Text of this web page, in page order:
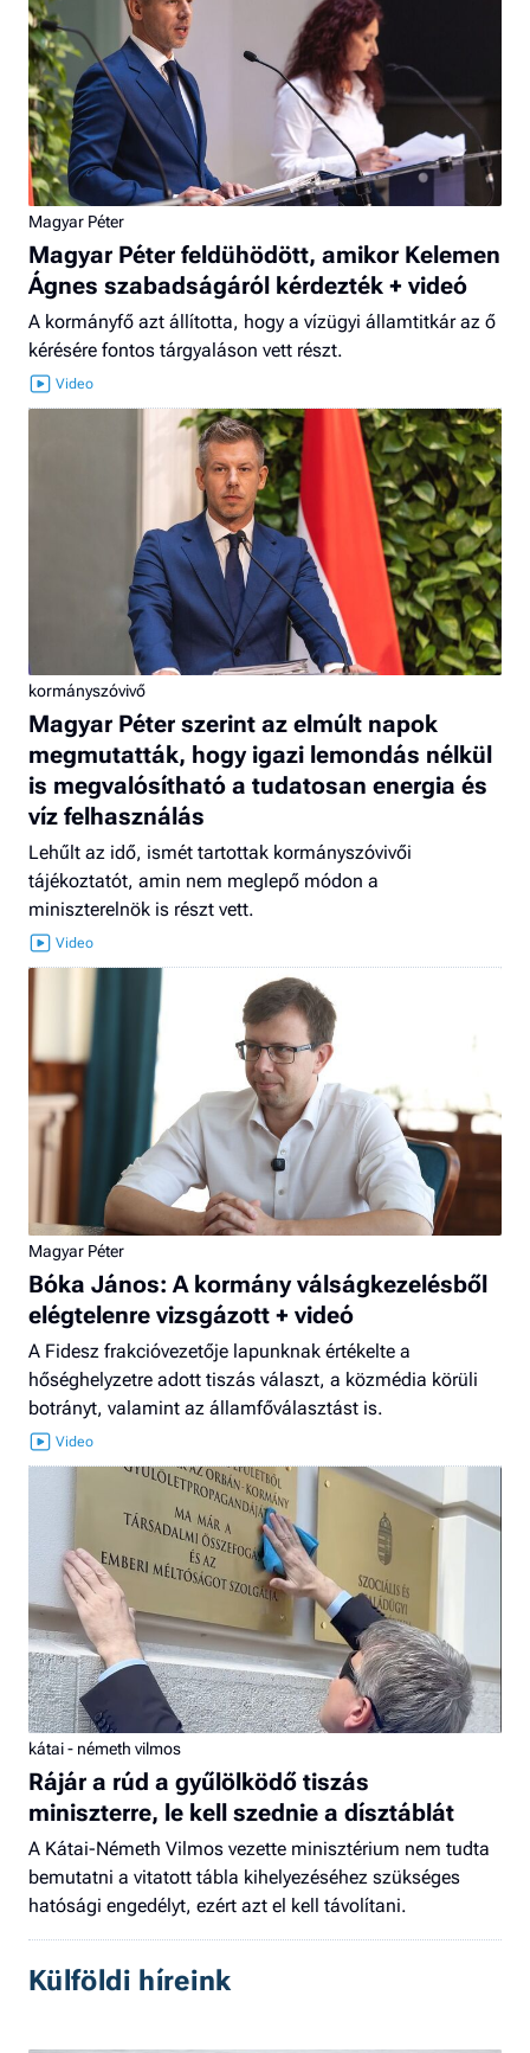
Magyar Péter
Magyar Péter feldühödött, amikor Kelemen
Ágnes szabadságáról kérdezték + videó
A kormányfő azt állította, hogy a vízügyi államtitkár az ő
kérésére fontos tárgyaláson vett részt.
kormányszóvivő
Magyar Péter szerint az elmúlt napok
megmutatták, hogy igazi lemondás nélkül
is megvalósítható a tudatosan energia és
víz felhasználás
Lehűlt az idő, ismét tartottak kormányszóvivői
tájékoztatót, amin nem meglepő módon a
miniszterelnök is részt vett.
Magyar Péter
Bóka János: A kormány válságkezelésből
elégtelenre vizsgázott + videó
A Fidesz frakcióvezetője lapunknak értékelte a
hőséghelyzetre adott tiszás választ, a közmédia körüli
botrányt, valamint az államfőválasztást is.
kátai - németh vilmos
Rájár a rúd a gyűlölködő tiszás
miniszterre, le kell szednie a dísztáblát
A Kátai-Németh Vilmos vezette minisztérium nem tudta
bemutatni a vitatott tábla kihelyezéséhez szükséges
hatósági engedélyt, ezért azt el kell távolítani.
Külföldi híreink